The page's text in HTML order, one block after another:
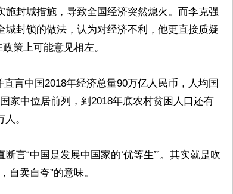
封城措施，导致全国经济突然熄火。而李克强
封锁的做法，认为对经济不利，他更直接质疑
策上可能意见相左。
言中国2018年经济总量90万亿人民币，人均国
家中位居前列，到2018年底农村贫困人口还有
。
言“中国是发展中国家的‘优等生’”。其实就是吹
自卖自夸”的意味。